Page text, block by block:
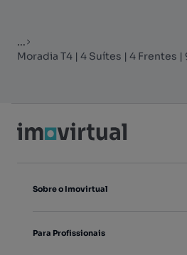
...
Sobre o Imovirtual
Para Profissionais